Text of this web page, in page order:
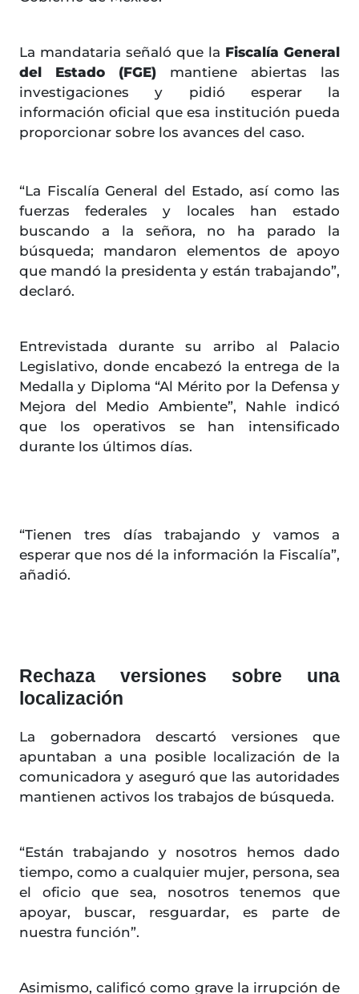
La mandataria señaló que la Fiscalía General
del Estado (FGE) mantiene abiertas las
investigaciones y pidió esperar la
información oficial que esa institución pueda
proporcionar sobre los avances del caso.
“La Fiscalía General del Estado, así como las
fuerzas federales y locales han estado
buscando a la señora, no ha parado la
búsqueda; mandaron elementos de apoyo
que mandó la presidenta y están trabajando”,
declaró.
Entrevistada durante su arribo al Palacio
Legislativo, donde encabezó la entrega de la
Medalla y Diploma “Al Mérito por la Defensa y
Mejora del Medio Ambiente”, Nahle indicó
que los operativos se han intensificado
durante los últimos días.
“Tienen tres días trabajando y vamos a
esperar que nos dé la información la Fiscalía”,
añadió.
Rechaza versiones sobre una
localización
La gobernadora descartó versiones que
apuntaban a una posible localización de la
comunicadora y aseguró que las autoridades
mantienen activos los trabajos de búsqueda.
“Están trabajando y nosotros hemos dado
tiempo, como a cualquier mujer, persona, sea
el oficio que sea, nosotros tenemos que
apoyar, buscar, resguardar, es parte de
nuestra función”.
Asimismo, calificó como grave la irrupción de